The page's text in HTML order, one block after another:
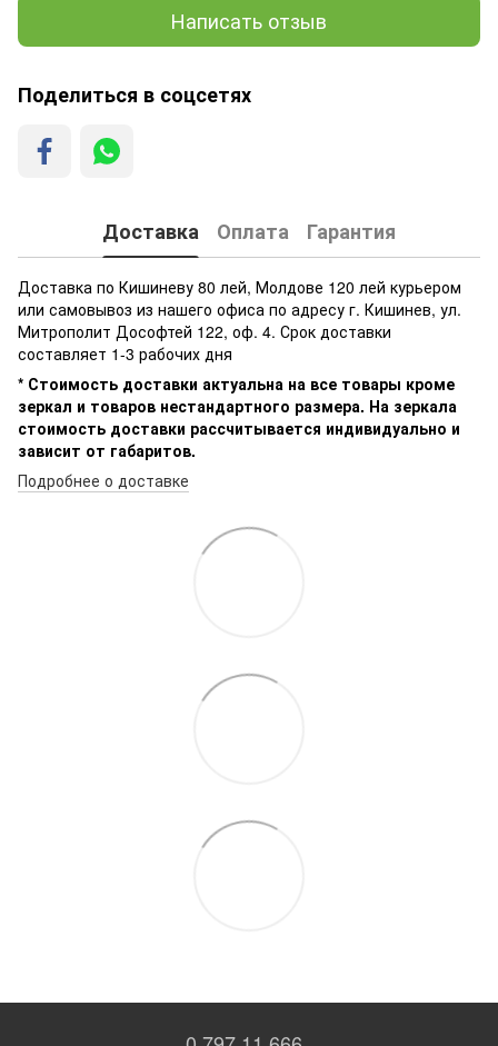
Написать отзыв
Поделиться в соцсетях
Доставка Оплата Гарантия
Доставка по Кишиневу 80 лей, Молдове 120 лей курьером
или самовывоз из нашего офиса по адресу г. Кишинев, ул.
Митрополит Дософтей 122, оф. 4. Срок доставки
составляет 1-3 рабочих дня
* Стоимость доставки актуальна на все товары кроме
зеркал и товаров нестандартного размера. На зеркала
стоимость доставки рассчитывается индивидуально и
зависит от габаритов.
Подробнее о доставке